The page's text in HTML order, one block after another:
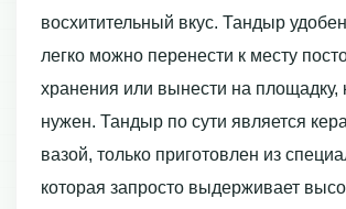
восхитительный вкус. Тандыр
легко можно перенести к месту
хранения или вынести на площадку,
нужен. Тандыр по сути является
вазой, только приготовлен из
которая запросто выдерживает